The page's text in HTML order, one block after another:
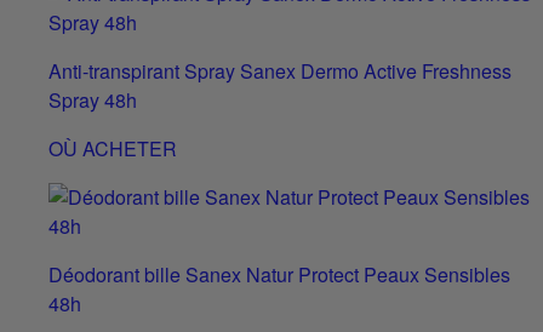
Anti-transpirant Spray Sanex Dermo Active Freshness
Spray 48h
OÙ ACHETER
Déodorant bille Sanex Natur Protect Peaux Sensibles
48h